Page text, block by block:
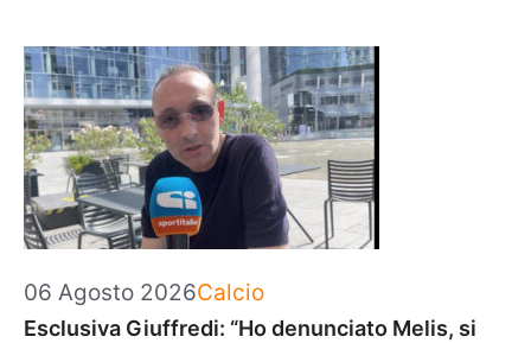
06 Agosto 2026Categorie
Calcio
Esclusiva Giuffredi: “Ho denunciato Melis, si